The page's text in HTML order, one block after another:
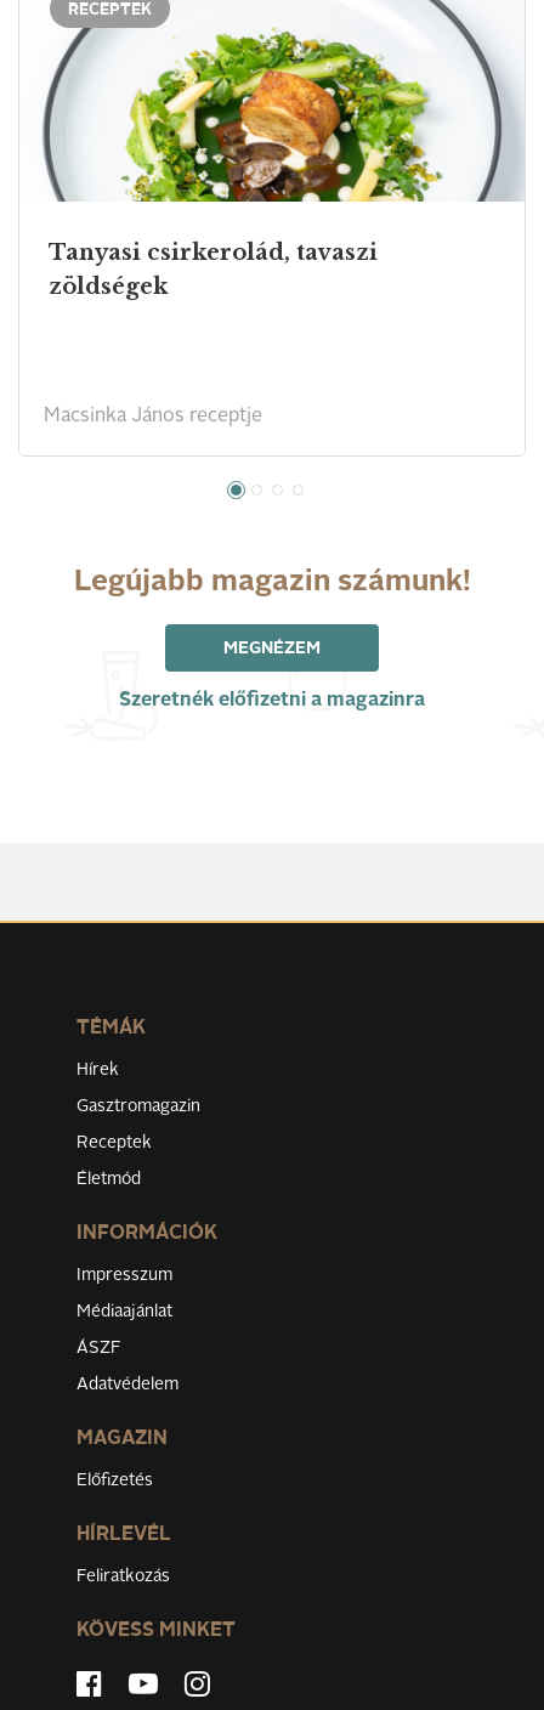
RECEPTEK
Tanyasi csirkerolád, tavaszi
zöldségek
Macsinka János receptje
Legújabb magazin számunk!
MEGNÉZEM
Szeretnék előfizetni a magazinra
TÉMÁK
Hírek
Gasztromagazin
Receptek
Életmód
INFORMÁCIÓK
Impresszum
Médiaajánlat
ÁSZF
Adatvédelem
MAGAZIN
Előfizetés
HÍRLEVÉL
Feliratkozás
KÖVESS MINKET